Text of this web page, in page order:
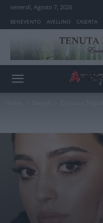
venerdì, Agosto 7, 2026
BENEVENTO AVELLINO CASERTA